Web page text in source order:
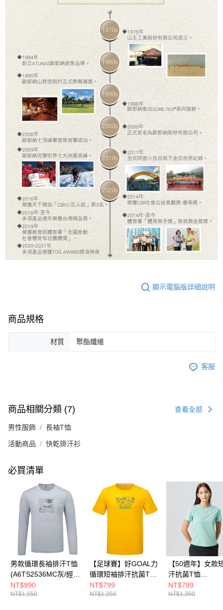
顯示電腦版詳細說明
商品規格
材質 聚酯纖維
客服
商品相關分類 (7) 查看全部
男性服飾 長袖T恤
活動商品 快乾排汗衫
必買清單
男款循環長袖排汗T恤
(A6TS2536MC灰/經典
百搭/快乾排汗)
NT$990
NT$1,550
【足球賽】好GOAL力
循環短袖排汗抗菌T恤
(A6TS2601NC黃/巴西
印花/快乾排汗衣/運動
NT$799
NT$1,350
【50週年】女款
汗抗菌T恤
(A6TS2524W霧
典百搭/快乾排汗
NT$799
NT$1,350